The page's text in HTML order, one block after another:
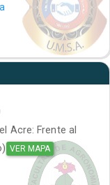
Acre: Frente al
VER MAPA